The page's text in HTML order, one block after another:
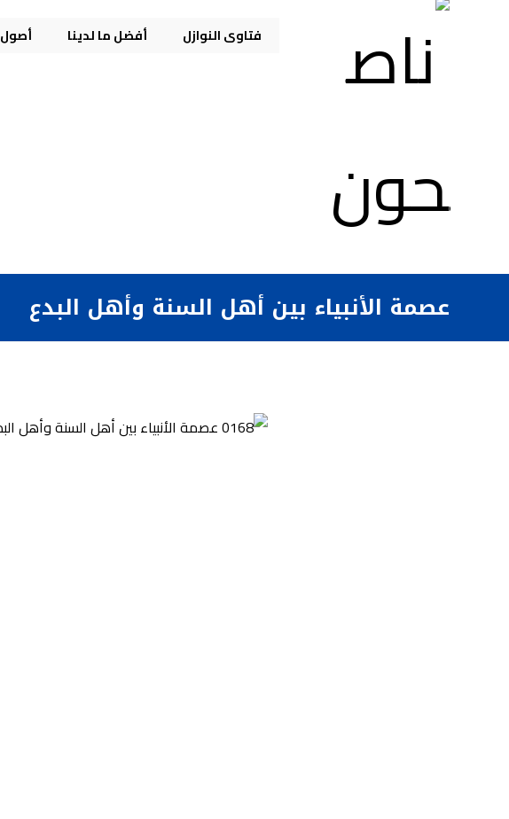
فتاوى النوازل أفضل ما لدينا أصول
عصمة الأنبياء بين أهل السنة وأهل البدع